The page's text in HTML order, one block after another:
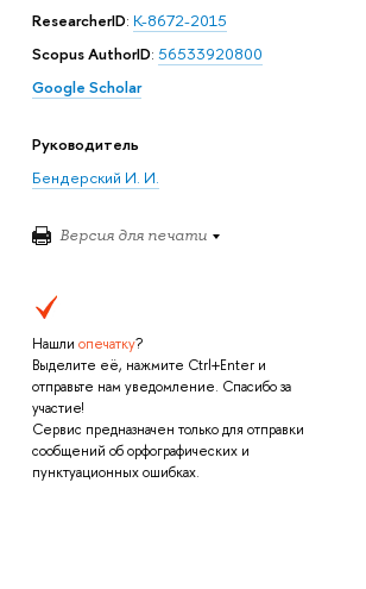
ResearcherID: K-8672-2015
Scopus AuthorID: 56533920800
Google Scholar
Руководитель
Бендерский И. И.
Версия для печати
Нашли опечатку?
Выделите её, нажмите Ctrl+Enter и
отправьте нам уведомление. Спасибо за
участие!
Сервис предназначен только для отправки
сообщений об орфографических и
пунктуационных ошибках.